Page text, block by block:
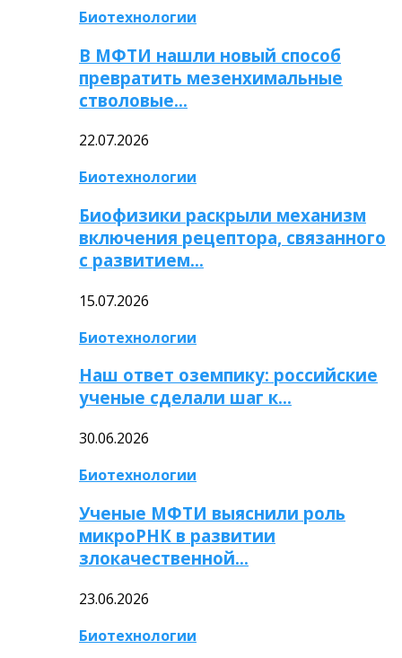
Биотехнологии
В МФТИ нашли новый способ
превратить мезенхимальные
стволовые…
22.07.2026
Биотехнологии
Биофизики раскрыли механизм
включения рецептора, связанного
с развитием…
15.07.2026
Биотехнологии
Наш ответ оземпику: российские
ученые сделали шаг к…
30.06.2026
Биотехнологии
Ученые МФТИ выяснили роль
микроРНК в развитии
злокачественной…
23.06.2026
Биотехнологии